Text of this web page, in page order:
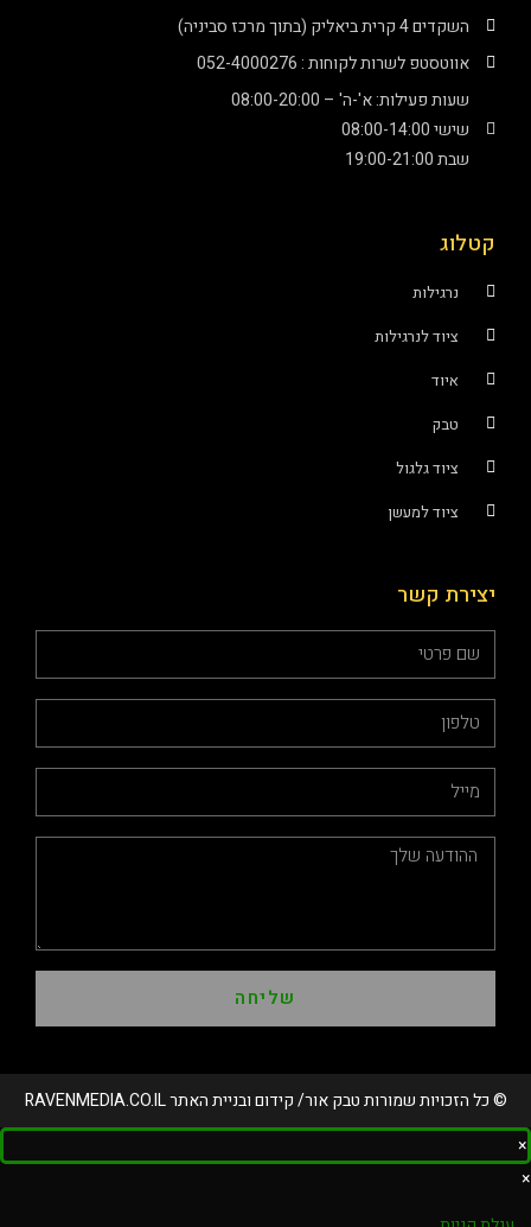
השקדים 4 קרית ביאליק (בתוך מרכז סביניה)
אווטסטפ לשרות לקוחות : 052-4000276
שעות פעילות: א'-ה' – 08:00-20:00
שישי 08:00-14:00
שבת 19:00-21:00
קטלוג
נרגילות
ציוד לנרגילות
איוד
טבק
ציוד גלגול
ציוד למעשן
יצירת קשר
שליחה
© כל הזכויות שמורות טבק אור/ קידום ובניית האתר RAVENMEDIA.CO.IL
×
×